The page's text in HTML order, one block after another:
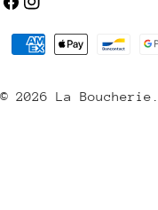
n
/
© 2026 La Boucherie
Betaalmethoden